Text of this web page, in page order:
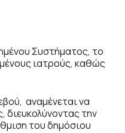
Συστήματος, το
ιατρούς, καθώς
αναμένεται να
διευκολύνοντας την
του δημόσιου